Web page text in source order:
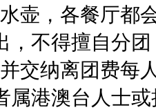
壶，各餐厅都
，不得擅自分
交纳离团费每
属港澳台人士